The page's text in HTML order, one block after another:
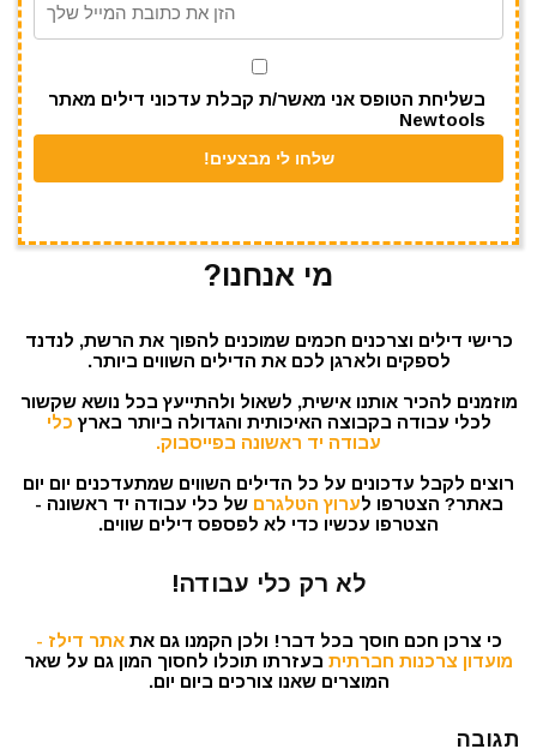
בשליחת הטופס אני מאשר/ת קבלת עדכוני דילים מאתר
Newtools
מי אנחנו?
כרישי דילים וצרכנים חכמים שמוכנים להפוך את הרשת, לנדנד
לספקים ולארגן לכם את הדילים השווים ביותר.
מוזמנים להכיר אותנו אישית, לשאול ולהתייעץ בכל נושא שקשור
לכלי עבודה בקבוצה האיכותית והגדולה ביותר בארץ כלי
עבודה יד ראשונה בפייסבוק.
רוצים לקבל עדכונים על כל הדילים השווים שמתעדכנים יום יום
באתר? הצטרפו לערוץ הטלגרם של כלי עבודה יד ראשונה -
הצטרפו עכשיו כדי לא לפספס דילים שווים.
לא רק כלי עבודה!
כי צרכן חכם חוסך בכל דבר! ולכן הקמנו גם אתאתר דילז -
מועדון צרכנות חברתית בעזרתו תוכלו לחסוך המון גם על שאר
המוצרים שאנו צורכים ביום יום.
תגובה